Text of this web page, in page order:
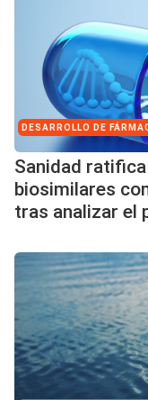
DESARROLLO DE
Sanidad
biosimilares
tras analizar el